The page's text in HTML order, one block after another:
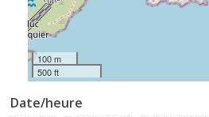
100 m
500 ft
Date/heure